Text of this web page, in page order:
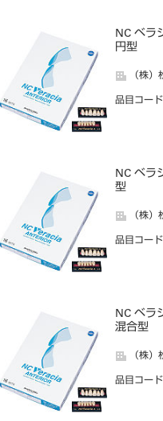
NC ベ
円型
（株）
品目コード
NC ベ
型
（株）
品目コード
NC ベ
混合型
（株）
品目コード